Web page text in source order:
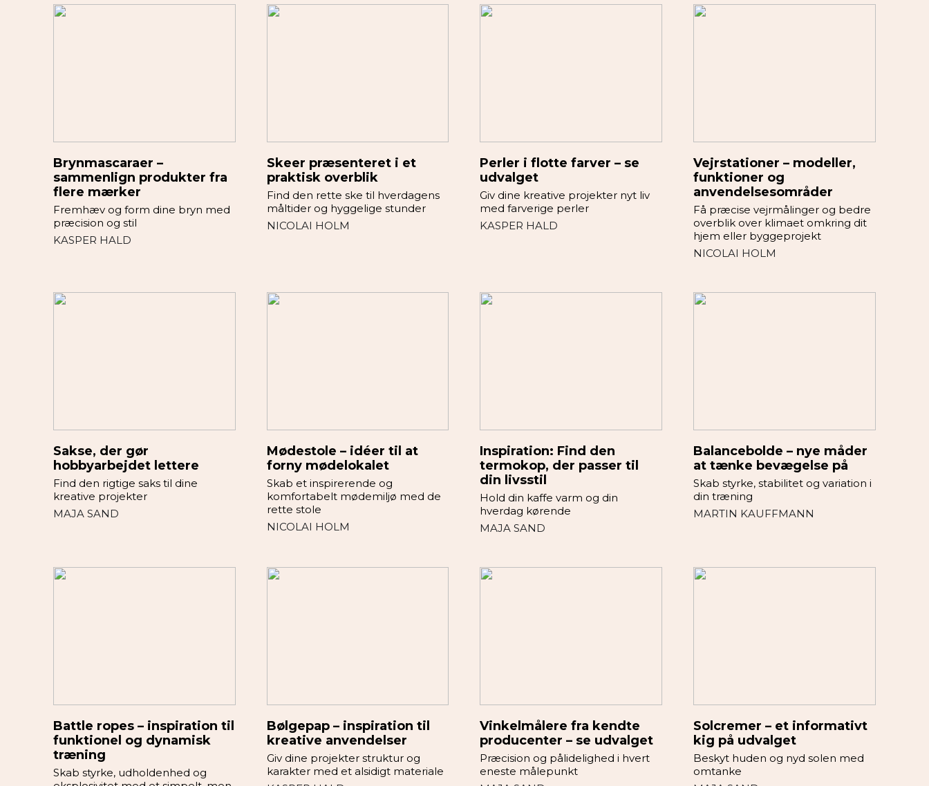
Brynmascaraer –
sammenlign produkter fra
flere mærker
Fremhæv og form dine bryn med
præcision og stil
KASPER HALD
Skeer præsenteret i et
praktisk overblik
Find den rette ske til hverdagens
måltider og hyggelige stunder
NICOLAI HOLM
Perler i flotte farver – se
udvalget
Giv dine kreative projekter nyt liv
med farverige perler
KASPER HALD
Vejrstationer – modeller,
funktioner og
anvendelsesområder
Få præcise vejrmålinger og bedre
overblik over klimaet omkring dit
hjem eller byggeprojekt
NICOLAI HOLM
Sakse, der gør
hobbyarbejdet lettere
Find den rigtige saks til dine
kreative projekter
MAJA SAND
Mødestole – idéer til at
forny mødelokalet
Skab et inspirerende og
komfortabelt mødemiljø med de
rette stole
NICOLAI HOLM
Inspiration: Find den
termokop, der passer til
din livsstil
Hold din kaffe varm og din
hverdag kørende
MAJA SAND
Balancebolde – nye måder
at tænke bevægelse på
Skab styrke, stabilitet og variation i
din træning
MARTIN KAUFFMANN
Battle ropes – inspiration til
funktionel og dynamisk
træning
Skab styrke, udholdenhed og
Bølgepap – inspiration til
kreative anvendelser
Giv dine projekter struktur og
karakter med et alsidigt materiale
Vinkelmålere fra kendte
producenter – se udvalget
Præcision og pålidelighed i hvert
eneste målepunkt
Solcremer – et informativt
kig på udvalget
Beskyt huden og nyd solen med
omtanke